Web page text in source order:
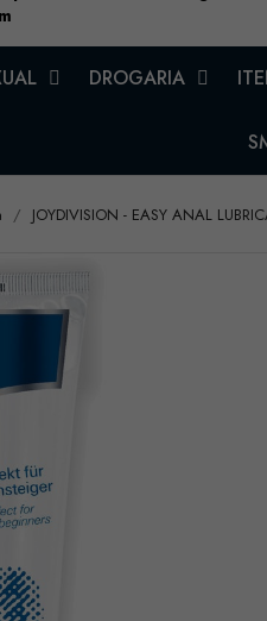
DROGARIA
JOYDIVISION - EASY ANAL